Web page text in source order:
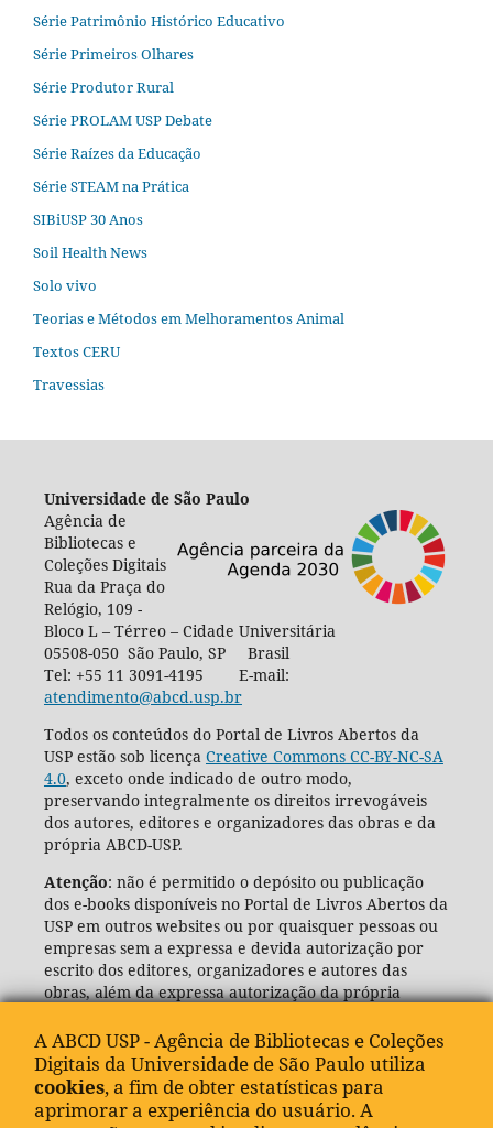
Série Patrimônio Histórico Educativo
Série Primeiros Olhares
Série Produtor Rural
Série PROLAM USP Debate
Série Raízes da Educação
Série STEAM na Prática
SIBiUSP 30 Anos
Soil Health News
Solo vivo
Teorias e Métodos em Melhoramentos Animal
Textos CERU
Travessias
Universidade de São Paulo
Agência de
Bibliotecas e
Coleções Digitais
Rua da Praça do
Relógio, 109 -
Bloco L – Térreo – Cidade Universitária
05508-050 São Paulo, SP Brasil
Tel: +55 11 3091-4195 E-mail:
atendimento@abcd.usp.br
Todos os conteúdos do Portal de Livros Abertos da
USP estão sob licença Creative Commons CC-BY-NC-SA
4.0, exceto onde indicado de outro modo,
preservando integralmente os direitos irrevogáveis
dos autores, editores e organizadores das obras e da
própria ABCD-USP.
Atenção: não é permitido o depósito ou publicação
dos e-books disponíveis no Portal de Livros Abertos da
USP em outros websites ou por quaisquer pessoas ou
empresas sem a expressa e devida autorização por
escrito dos editores, organizadores e autores das
obras, além da expressa autorização da própria
(ABCD-USP).
A ABCD USP - Agência de Bibliotecas e Coleções
Digitais da Universidade de São Paulo utiliza
cookies, a fim de obter estatísticas para
aprimorar a experiência do usuário. A